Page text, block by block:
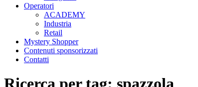
Operatori
ACADEMY
Industria
Retail
Mystery Shopper
Contenuti sponsorizzati
Contatti